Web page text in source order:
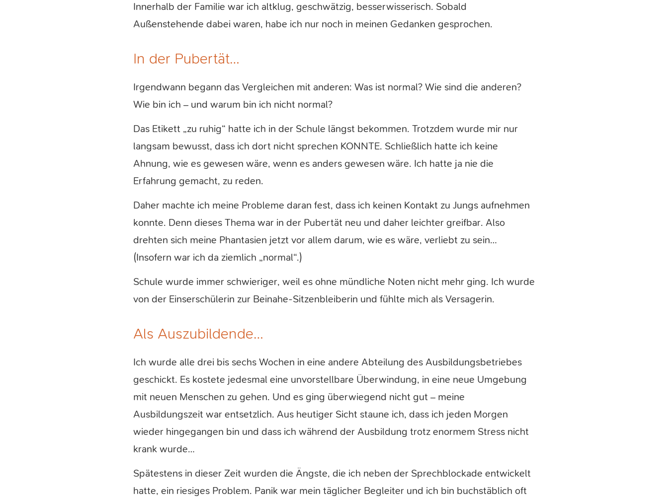
Innerhalb der Familie war ich altklug, geschwätzig, besserwisserisch. Sobald
Außenstehende dabei waren, habe ich nur noch in meinen Gedanken gesprochen.
In der Pubertät…
Irgendwann begann das Vergleichen mit anderen: Was ist normal? Wie sind die anderen?
Wie bin ich – und warum bin ich nicht normal?
Das Etikett „zu ruhig“ hatte ich in der Schule längst bekommen. Trotzdem wurde mir nur
langsam bewusst, dass ich dort nicht sprechen KONNTE. Schließlich hatte ich keine
Ahnung, wie es gewesen wäre, wenn es anders gewesen wäre. Ich hatte ja nie die
Erfahrung gemacht, zu reden.
Daher machte ich meine Probleme daran fest, dass ich keinen Kontakt zu Jungs aufnehmen
konnte. Denn dieses Thema war in der Pubertät neu und daher leichter greifbar. Also
drehten sich meine Phantasien jetzt vor allem darum, wie es wäre, verliebt zu sein…
(Insofern war ich da ziemlich „normal“.)
Schule wurde immer schwieriger, weil es ohne mündliche Noten nicht mehr ging. Ich wurde
von der Einserschülerin zur Beinahe-Sitzenbleiberin und fühlte mich als Versagerin.
Als Auszubildende…
Ich wurde alle drei bis sechs Wochen in eine andere Abteilung des Ausbildungsbetriebes
geschickt. Es kostete jedesmal eine unvorstellbare Überwindung, in eine neue Umgebung
mit neuen Menschen zu gehen. Und es ging überwiegend nicht gut – meine
Ausbildungszeit war entsetzlich. Aus heutiger Sicht staune ich, dass ich jeden Morgen
wieder hingegangen bin und dass ich während der Ausbildung trotz enormem Stress nicht
krank wurde…
Spätestens in dieser Zeit wurden die Ängste, die ich neben der Sprechblockade entwickelt
hatte, ein riesiges Problem. Panik war mein täglicher Begleiter und ich bin buchstäblich oft